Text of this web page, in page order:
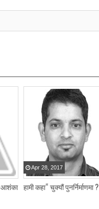
आशंका हामी कहा“ चुक्यौं पुनर्निर्माणमा ?
Apr 28 2017